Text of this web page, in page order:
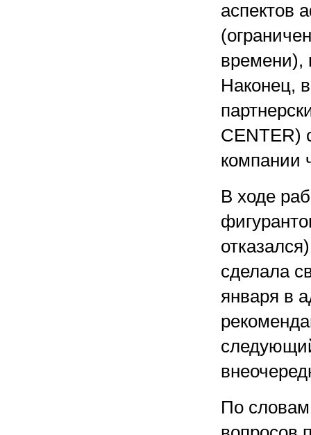
аспектов
времени),
Наконец,
CENTER)
компании
В ходе
сделала
января в
По